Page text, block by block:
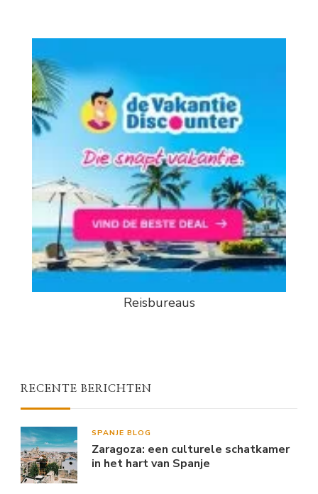
Reisbureaus
RECENTE BERICHTEN
SPANJE BLOG
Zaragoza: een culturele schatkamer
in het hart van Spanje